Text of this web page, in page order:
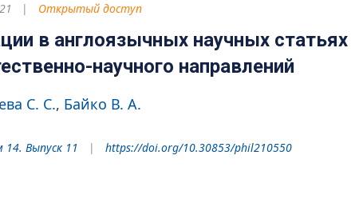
Открытый доступ
в англоязычных научных статьях
научного направлений
С. С. Байко В. А.
14. Выпуск 11 https://doi.org/10.30853/phil210550